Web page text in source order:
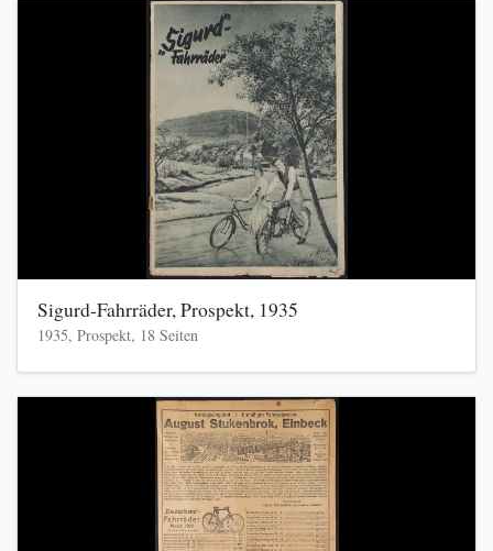
Sigurd-Fahrräder, Prospekt, 1935
1935, Prospekt, 18 Seiten